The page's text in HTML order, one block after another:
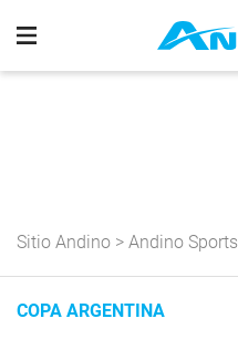
Sitio Andino > Andino Sports
COPA ARGENTINA